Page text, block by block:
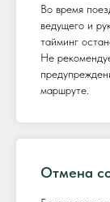
Во время
ведущего и
тайминг
Не
маршруте.
Отмена